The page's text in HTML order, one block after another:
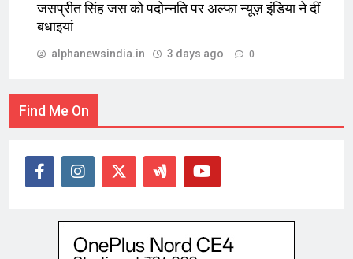
जसप्रीत सिंह जस को पदोन्नति पर अल्फा न्यूज़ इंडिया ने दीं
बधाइयां
alphanewsindia.in 3 days ago 0
Find Me On